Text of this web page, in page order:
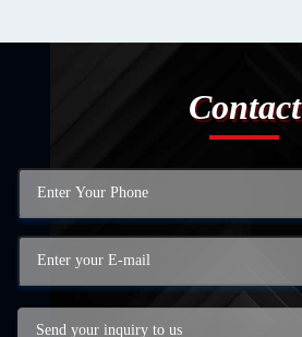
Contact